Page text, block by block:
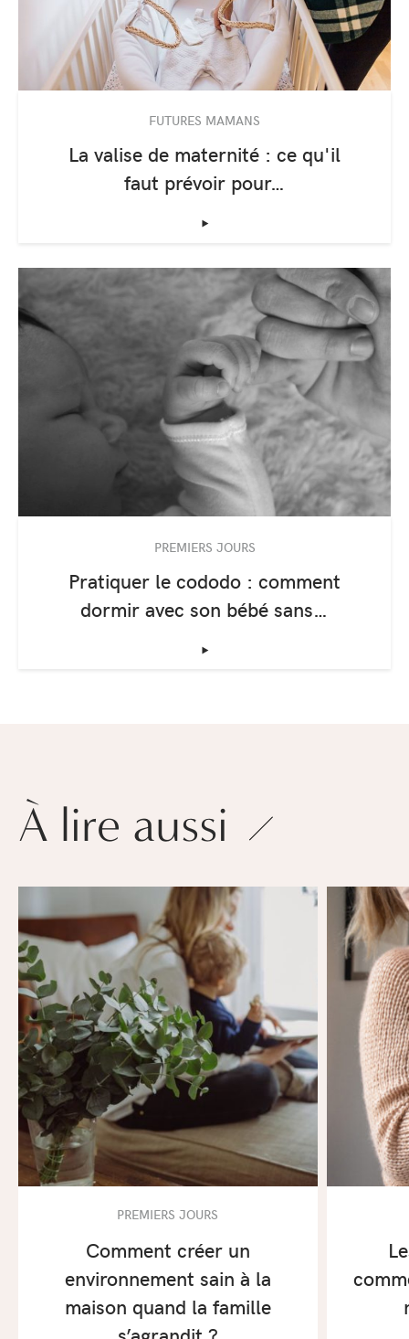
FUTURES MAMANS
La valise de maternité : ce qu'il
faut prévoir pour…
‣
PREMIERS JOURS
Pratiquer le cododo : comment
dormir avec son bébé sans…
‣
À lire aussi
PREMIERS JOURS
Comment créer un
environnement sain à la
maison quand la famille